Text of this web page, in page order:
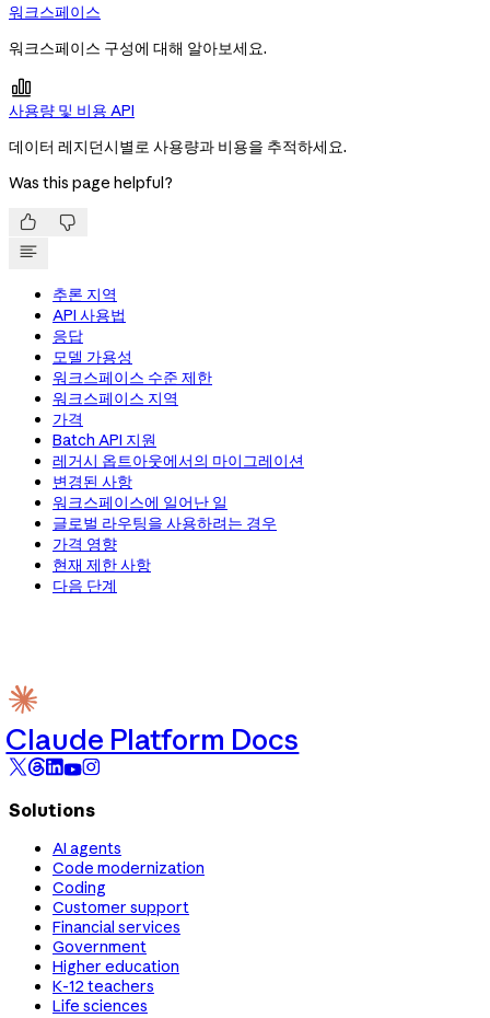
워크스페이스
워크스페이스 구성에 대해 알아보세요.

사용량 및 비용 API
데이터 레지던시별로 사용량과 비용을 추적하세요.
Was this page helpful?
 
추론 지역
API 사용법
응답
모델 가용성
워크스페이스 수준 제한
워크스페이스 지역
가격
Batch API 지원
레거시 옵트아웃에서의 마이그레이션
변경된 사항
워크스페이스에 일어난 일
글로벌 라우팅을 사용하려는 경우
가격 영향
현재 제한 사항
다음 단계
Claude Platform Docs
Solutions
AI agents
Code modernization
Coding
Customer support
Financial services
Government
Higher education
K-12 teachers
Life sciences